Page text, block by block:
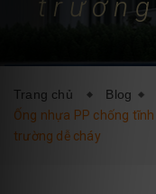
Trang chủ
Blog
Ống nhựa PP chống
trường dễ cháy